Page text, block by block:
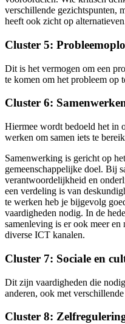
verschillende gezichtspunten,
heeft ook zicht op
Cluster 5:
Dit is het vermogen om een
te komen om het probleem op
Cluster 6:
Hiermee wordt bedoeld het in
werken om samen iets te
Samenwerking is gericht op
gemeenschappelijke doel. Bij
verantwoordelijkheid en
een verdeling is van
te werken heb je bijgevolg
vaardigheden nodig. In de
samenleving is er ook meer
diverse ICT kanalen.
Cluster 7: Sociale en
Dit zijn vaardigheden die
anderen, ook met
Cluster 8: